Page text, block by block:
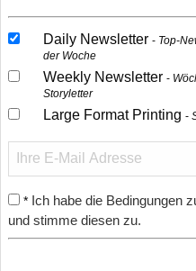
Daily Newsletter
Top-
der Woche
Weekly Newsletter
Storyletter
Large Format Printing
* Ich habe die Bedingungen
und stimme diesen zu.